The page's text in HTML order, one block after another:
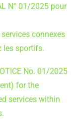
N° 01/2025 pour
connexes
les sportifs.
No. 01/2025
for the
services within